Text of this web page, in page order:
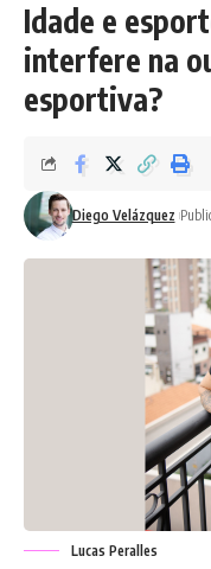
Idade e
interfere na
esportiva?
Diego Velázquez
Lucas Peralles